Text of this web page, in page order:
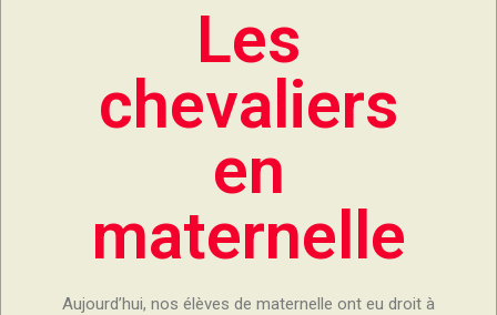
Les
chevaliers
en
maternelle
Aujourd’hui, nos élèves de maternelle ont eu droit à